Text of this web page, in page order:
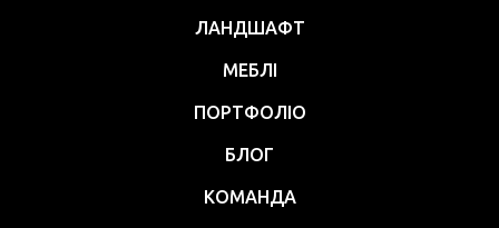
ЛАНДШАФТ
МЕБЛІ
ПОРТФОЛІО
БЛОГ
КОМАНДА